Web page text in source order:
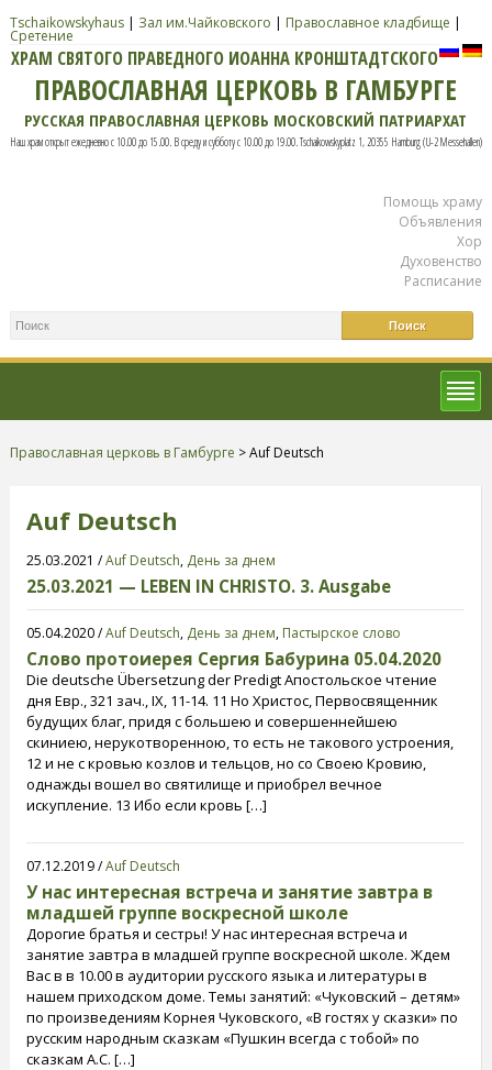
Tschaikowskyhaus| Зал им.Чайковского | Православное кладбище |
Сретение
ХРАМ СВЯТОГО ПРАВЕДНОГО ИОАННА КРОНШТАДТСКОГО
ПРАВОСЛАВНАЯ ЦЕРКОВЬ В ГАМБУРГЕ
РУССКАЯ ПРАВОСЛАВНАЯ ЦЕРКОВЬ МОСКОВСКИЙ ПАТРИАРХАТ
Наш храм открыт ежедневно с 10.00 до 15.00. В среду и субботу с 10.00 до 19.00. Tschaikowskyplatz 1, 20355 Hamburg (U-2 Messehallen)
Помощь храму
Объявления
Хор
Духовенство
Расписание
Православная церковь в Гамбурге >Auf Deutsch
Auf Deutsch
25.03.2021 /Auf Deutsch, День за днем
25.03.2021 — LEBEN IN CHRISTO. 3. Ausgabe
05.04.2020 /Auf Deutsch, День за днем, Пастырское слово
Слово протоиерея Сергия Бабурина 05.04.2020
Die deutsche Übersetzung der Predigt Апостольское чтение
дня Евр., 321 зач., IX, 11-14. 11 Но Христос, Первосвященник
будущих благ, придя с большею и совершеннейшею
скиниею, нерукотворенною, то есть не такового устроения,
12 и не с кровью козлов и тельцов, но со Своею Кровию,
однажды вошел во святилище и приобрел вечное
искупление. 13 Ибо если кровь […]
07.12.2019 /Auf Deutsch
У нас интересная встреча и занятие завтра в
младшей группе воскресной школе
Дорогие братья и сестры! У нас интересная встреча и
занятие завтра в младшей группе воскресной школе. Ждем
Вас в в 10.00 в аудитории русского языка и литературы в
нашем приходском доме. Темы занятий: «Чуковский – детям»
по произведениям Корнея Чуковского, «В гостях у сказки» по
русским народным сказкам «Пушкин всегда с тобой» по
сказкам А.С. […]